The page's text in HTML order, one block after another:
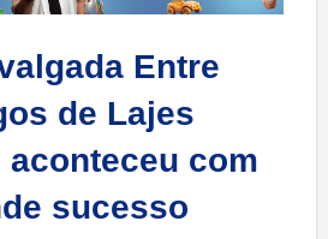
Entre
de Lajes
aconteceu com
sucesso